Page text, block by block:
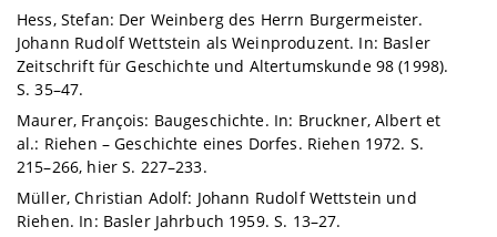
Hess, Stefan: Der Weinberg des Herrn Burgermeister.
Johann Rudolf Wettstein als Weinproduzent. In: Basler
Zeitschrift für Geschichte und Altertumskunde 98 (1998).
S. 35–47.
Maurer, François: Baugeschichte. In: Bruckner, Albert et
al.: Riehen – Geschichte eines Dorfes. Riehen 1972. S.
215–266, hier S. 227–233.
Müller, Christian Adolf: Johann Rudolf Wettstein und
Riehen. In: Basler Jahrbuch 1959. S. 13–27.